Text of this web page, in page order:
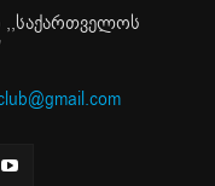
,,საქართველოს